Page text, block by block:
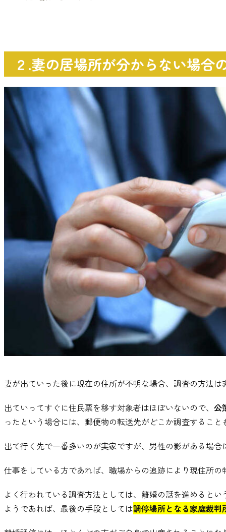
２.妻の居場所が分からない場合
妻が出ていった後に現在の住所が不明な場合、 調査の方法は
出ていってすぐに住民票を移す対象者はほぼいないので、 公
ったという場合には、 郵便物の転送先がどこか調査すること
出て行く先で一番多いのが実家ですが、 男性の影がある場合
仕事をしている方であれば、 職場からの追跡により現住所の
よく行われている調査方法としては、 離婚の話を進めると
ようであれば、 最後の手段としては調停場所となる家庭裁判